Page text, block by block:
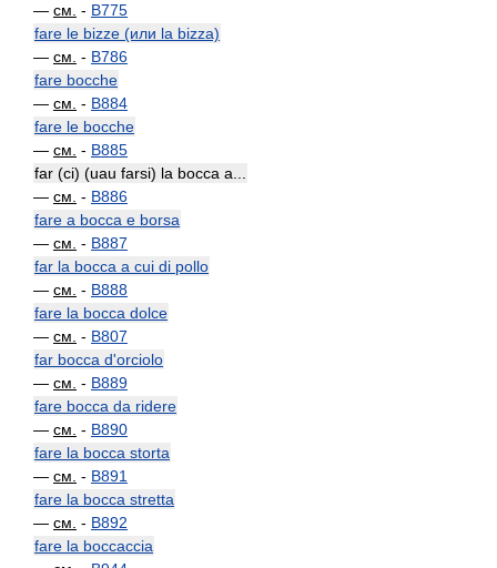
— см. - B775
fare le bizze (или la bizza)
— см. - B786
fare bocche
— см. - B884
fare le bocche
— см. - B885
far (ci) (uau farsi) la bocca a...
— см. - B886
fare a bocca e borsa
— см. - B887
far la bocca a cui di pollo
— см. - B888
fare la bocca dolce
— см. - B807
far bocca d'orciolo
— см. - B889
fare bocca da ridere
— см. - B890
fare la bocca storta
— см. - B891
fare la bocca stretta
— см. - B892
fare la boccaccia